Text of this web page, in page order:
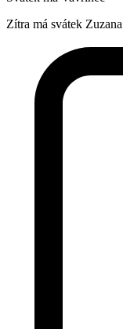
Zítra má svátek Zuzana